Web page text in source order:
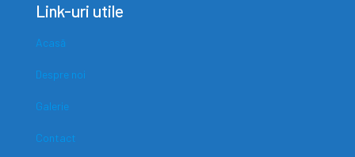
Link-uri utile
Acasă
Despre noi
Galerie
Contact